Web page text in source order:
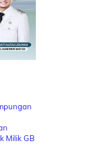
Milik GB